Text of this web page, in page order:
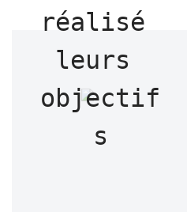
réalisé
leurs
objectif
s